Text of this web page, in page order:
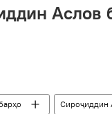
Аслов
Сироҷиддин